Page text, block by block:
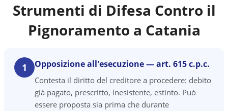
Strumenti di Difesa Contro il
Pignoramento a Catania
1 Opposizione all'esecuzione — art. 615 c.p.c.
Contesta il diritto del creditore a procedere: debito
già pagato, prescritto, inesistente, estinto. Può
essere proposta sia prima che durante